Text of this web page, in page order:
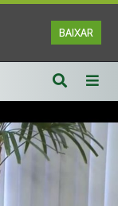
BAIXAR